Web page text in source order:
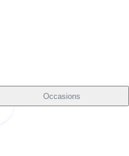
Occasions